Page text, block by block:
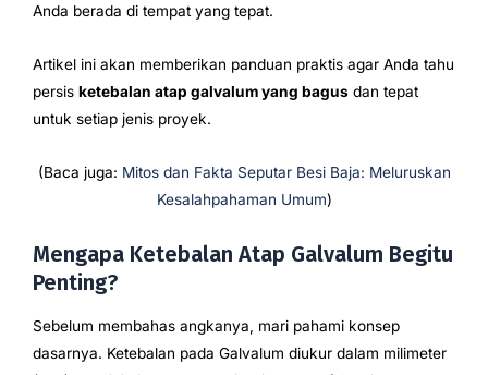
Anda berada di tempat yang tepat.
Artikel ini akan memberikan panduan praktis agar Anda tahu
persis ketebalan atap galvalum yang bagus dan tepat
untuk setiap jenis proyek.
(Baca juga: Mitos dan Fakta Seputar Besi Baja: Meluruskan
Kesalahpahaman Umum)
Mengapa Ketebalan Atap Galvalum Begitu
Penting?
Sebelum membahas angkanya, mari pahami konsep
dasarnya. Ketebalan pada Galvalum diukur dalam milimeter